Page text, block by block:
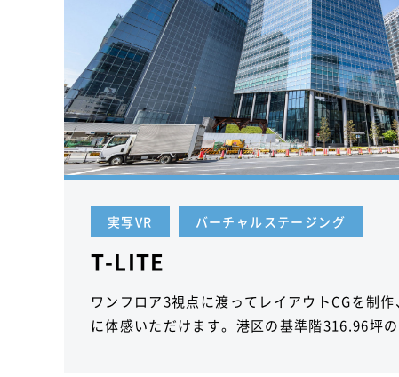
実写VR バーチャルステージング
T-LITE
ワンフロア3視点に渡ってレイアウトCGを制
に体感いただけます。港区の基準階316.96坪の